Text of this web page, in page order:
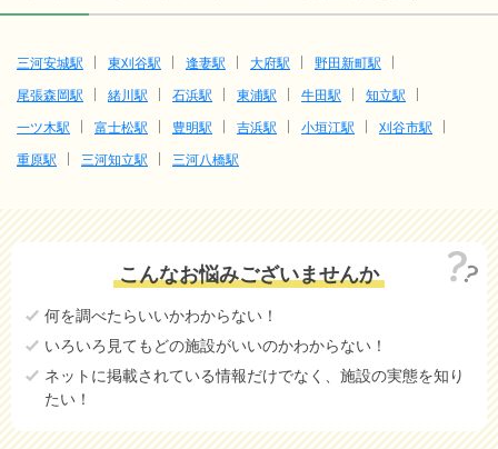
三河安城駅 東刈谷駅 逢妻駅 大府駅
野田新町駅
尾張森岡駅
緒川駅 石浜駅 東浦駅 牛田駅
知立駅
一ツ木駅
富士松駅 豊明駅 吉浜駅 小垣江駅
刈谷市駅
重原駅
三河知立駅 三河八橋駅
こんなお悩みございませんか
何を調べたらいいかわからない！
いろいろ見てもどの施設がいいのかわからない！
ネットに掲載されている情報だけでなく、施設の実態を知り
たい！